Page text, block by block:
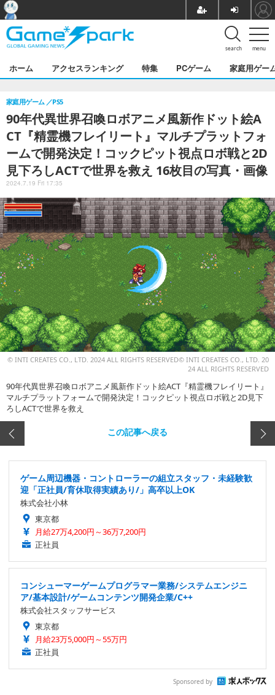
menu
search
ホーム アクセスランキング 特集 PCゲーム 家庭用ゲー
90年代異世界召喚ロボアニメ風新作ドット絵A
CT『精霊機フレイリート』マルチプラットフォ
ームで開発決定！コックピット視点ロボ戦と2D
見下ろしACTで世界を救え 16枚目の写真・画像
家庭用ゲーム PS5
2024.7.19 Fri 17:35
© INTI CREATES CO., LTD. 2024 ALL RIGHTS RESERVED© INTI CREATES CO., LTD. 20
24 ALL RIGHTS RESERVED
90年代異世界召喚ロボアニメ風新作ドット絵ACT『精霊機フレイリート』
マルチプラットフォームで開発決定！コックピット視点ロボ戦と2D見下
ろしACTで世界を救え
この記事へ戻る
ゲーム周辺機器・コントローラーの組立スタッフ・未経験歓
迎「正社員/育休取得実績あり/」高卒以上OK
株式会社小林
東京都
月給27万4,200円～36万7,200円
正社員
コンシューマーゲームプログラマー業務/システムエンジニ
ア/基本設計/ゲームコンテンツ開発企業/C++
株式会社スタッフサービス
東京都
月給23万5,000円～55万円
正社員
Sponsored by